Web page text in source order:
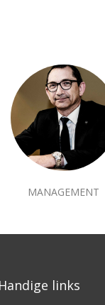
Handige links